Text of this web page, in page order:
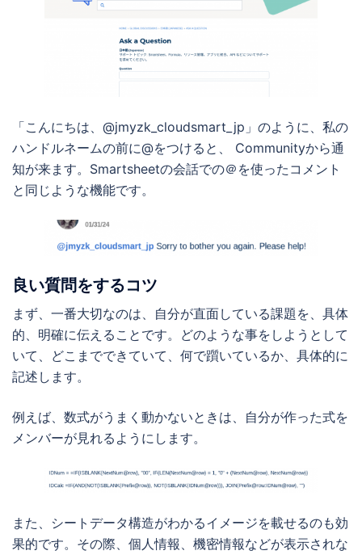
「こんにちは、@jmyzk_cloudsmart_jp」のように、私の
ハンドルネームの前に@をつけると、 Communityから通
知が来ます。Smartsheetの会話での＠を使ったコメント
と同じような機能です。
良い質問をするコツ
まず、一番大切なのは、自分が直面している課題を、具体
的、明確に伝えることです。どのような事をしようとして
いて、どこまでできていて、何で躓いているか、具体的に
記述します。
例えば、数式がうまく動かないときは、自分が作った式を
メンバーが見れるようにします。
また、シートデータ構造がわかるイメージを載せるのも効
果的です。その際、個人情報、機密情報などが表示されな